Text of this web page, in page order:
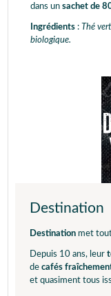
dans un sachet de
Ingrédients : Thé
biologique.
Destination
Destination met
Depuis 10 ans, leur
de cafés
et quasiment tous